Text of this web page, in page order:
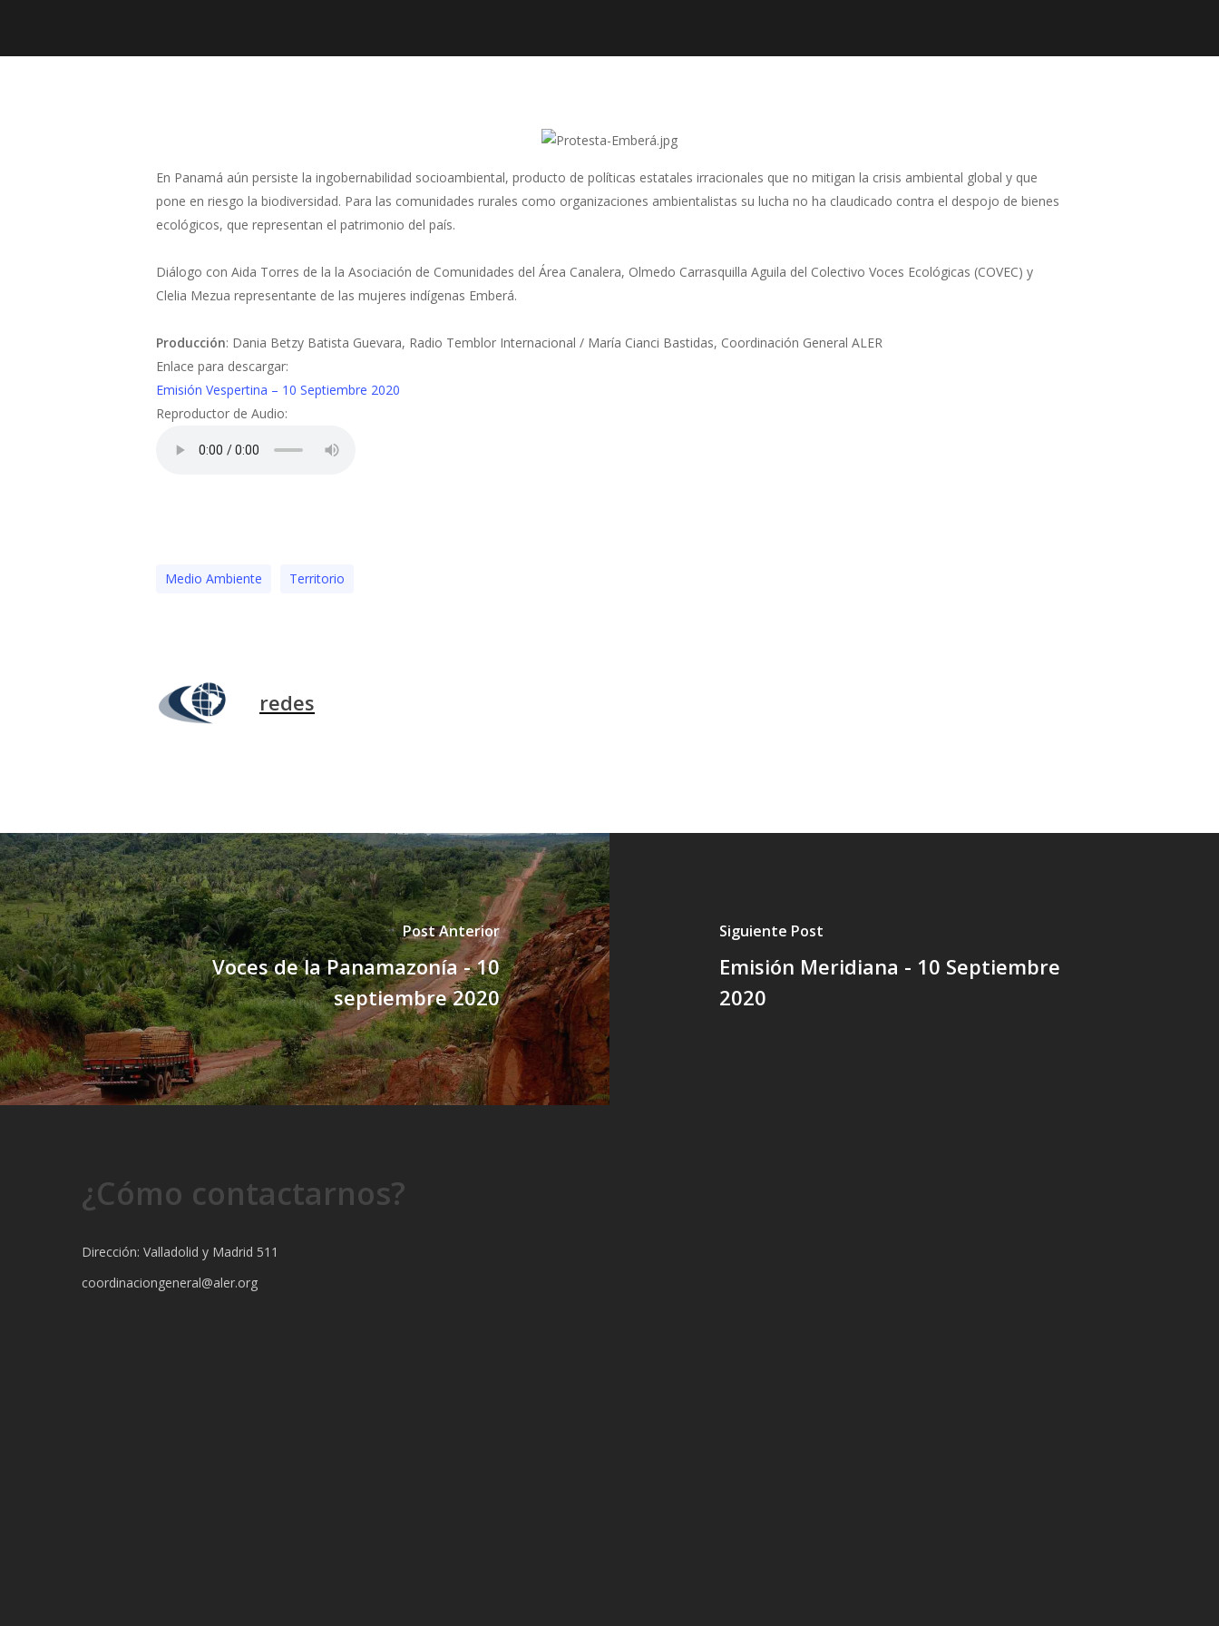
En Panamá aún persiste la ingobernabilidad socioambiental, producto de políticas estatales irracionales que no mitigan la crisis ambiental global y que
pone en riesgo la biodiversidad. Para las comunidades rurales como organizaciones ambientalistas su lucha no ha claudicado contra el despojo de bienes
ecológicos, que representan el patrimonio del país.
Diálogo con Aida Torres de la la Asociación de Comunidades del Área Canalera, Olmedo Carrasquilla Aguila del Colectivo Voces Ecológicas (COVEC) y
Clelia Mezua representante de las mujeres indígenas Emberá.
Producción: Dania Betzy Batista Guevara, Radio Temblor Internacional / María Cianci Bastidas, Coordinación General ALER
Enlace para descargar:
Emisión Vespertina – 10 Septiembre 2020
Reproductor de Audio:
Medio Ambiente Territorio
redes
Post Anterior
Voces de la Panamazonía - 10
septiembre 2020
Siguiente Post
Emisión Meridiana - 10 Septiembre
2020
¿Cómo contactarnos?
Dirección: Valladolid y Madrid 511
coordinaciongeneral@aler.org